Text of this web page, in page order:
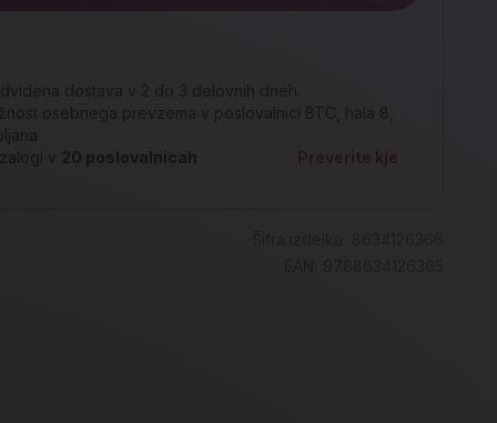
dostava v 2 do 3 delovnih dneh.
osebnega prevzema v poslovalnici BTC, hala 8,
v 20 poslovalnicah Preverite kje